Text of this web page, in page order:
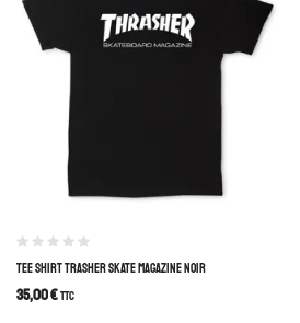
TEE SHIRT TRASHER SKATE MAGAZINE NOIR
35,00€TTC